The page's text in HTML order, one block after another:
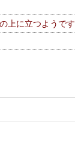
上に立つようです